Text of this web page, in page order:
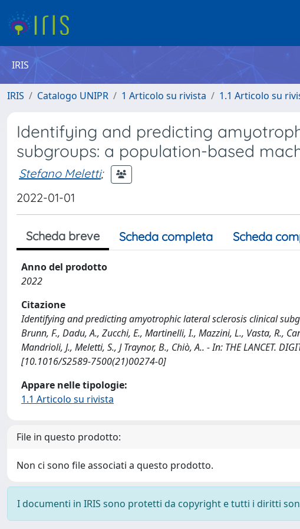
IRIS
IRIS Catalogo UNIPR 1 Articolo su rivista 1.1 Articolo su
Identifying and predicting
subgroups: a population-based
Stefano Meletti;
2022-01-01
Scheda breve Scheda completa Scheda
Anno del prodotto
2022
Citazione
Identifying and predicting amyotrophic lateral sclerosis clinical
Brunn, F., Dadu, A., Zucchi, E., Martinelli, I., Mazzini, L., Vasta, R.,
Mandrioli, J., Meletti, S., J Traynor, B., Chiò, A.. - In: THE LANCET.
[10.1016/S2589-7500(21)00274-0]
Appare nelle tipologie:
1.1 Articolo su rivista
File in questo prodotto:
Non ci sono file associati a questo prodotto.
I documenti in IRIS sono protetti da copyright e tutti i diritti